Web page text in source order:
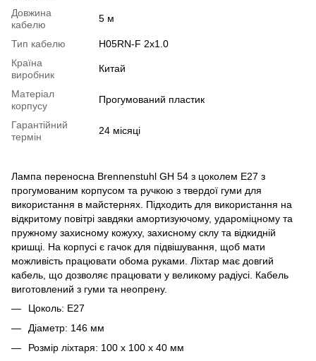
Довжина
кабелю
5 м
Тип кабелю
H05RN-F 2x1.0
Країна
виробник
Китай
Матеріал
корпусу
Прогумований пластик
Гарантійний
термін
24 місяці
Лампа переносна Brennenstuhl GH 54 з цоколем E27 з
прогумованим корпусом та ручкою з твердої гуми для
використання в майстернях. Підходить для використання на
відкритому повітрі завдяки амортизуючому, удароміцному та
пружному захисному кожуху, захисному склу та відкидній
кришці. На корпусі є гачок для підвішування, щоб мати
можливість працювати обома руками. Ліхтар має довгий
кабель, що дозволяє працювати у великому радіусі. Кабель
виготовлений з гуми та неопрену.
Цоколь: Е27
Діаметр: 146 мм
Розмір ліхтаря: 100 x 100 x 40 мм